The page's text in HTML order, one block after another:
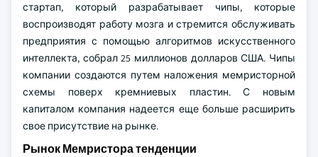
стартап, который разрабатывает чипы, которые
воспроизводят работу мозга и стремится обслуживать
предприятия с помощью алгоритмов искусственного
интеллекта, собрал 25 миллионов долларов США. Чипы
компании создаются путем наложения мемристорной
схемы поверх кремниевых пластин. С новым
капиталом компания надеется еще больше расширить
свое присутствие на рынке.
Рынок Мемристора тенденции